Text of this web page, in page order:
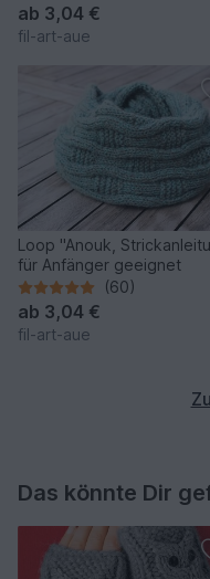
ab 3,04 €
fil-art-aue
Loop "Anouk,
für Anfänger geeignet
(60)
ab 3,04 €
fil-art-aue
Das könnte Dir